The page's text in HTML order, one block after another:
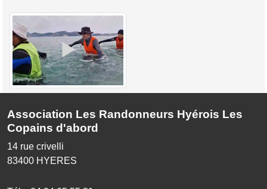
Association Les Randonneurs Hyérois Les
Copains d'abord
14 rue crivelli
83400 HYERES